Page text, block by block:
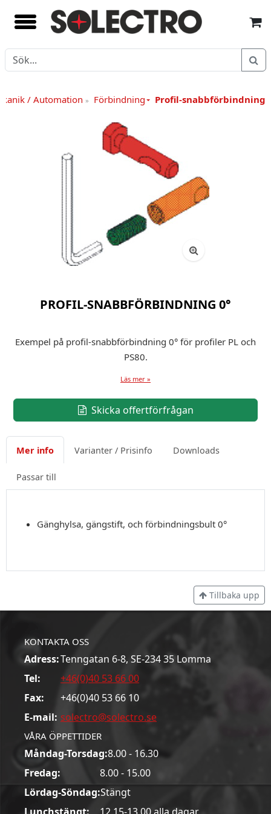
/ Automation » Förbindning Profil-snabbförbindning
PROFIL-SNABBFÖRBINDNING 0°
Exempel på profil-snabbförbindning 0° för profiler PL och
PS80.
Läs mer »
Skicka offertförfrågan
Mer info Varianter / Prisinfo Downloads
Passar till
Gänghylsa, gängstift, och förbindningsbult 0°
Tillbaka upp
KONTAKTA OSS
Adress:Tenngatan 6-8, SE-234 35 Lomma
Tel:
+46(0)40 53 66 00
Fax:
+46(0)40 53 66 10
E-mail: solectro@solectro.se
VÅRA ÖPPETTIDER
Måndag-Torsdag:8.00 - 16.30
Fredag:
8.00 - 15.00
Lördag-Söndag:Stängt